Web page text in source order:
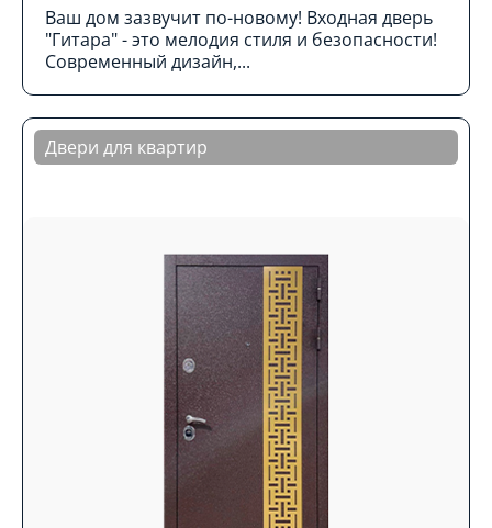
Ваш дом зазвучит по-новому! Входная дверь
"Гитара" - это мелодия стиля и безопасности!
Современный дизайн,...
Двери для квартир